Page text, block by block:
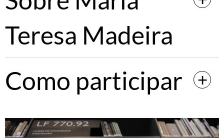
Teresa Madeira
Como participar